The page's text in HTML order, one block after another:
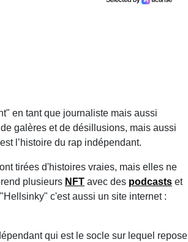
en tant que journaliste mais aussi
galères et de désillusions, mais aussi
l’histoire du rap indépendant.
tirées d'histoires vraies, mais elles ne
plusieurs NFT avec des podcasts et
c'est aussi un site internet :
qui est le socle sur lequel repose